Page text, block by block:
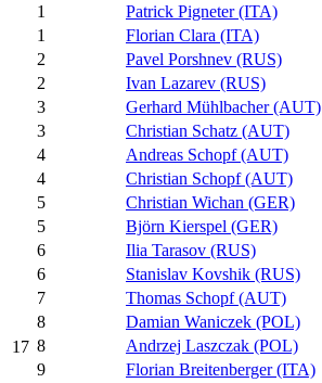
17
1
Patrick Pigneter (ITA)
1
Florian Clara (ITA)
2
Pavel Porshnev (RUS)
2
Ivan Lazarev (RUS)
3
Gerhard Mühlbacher (AUT)
3
Christian Schatz (AUT)
4
Andreas Schopf (AUT)
4
Christian Schopf (AUT)
5
Christian Wichan (GER)
5
Björn Kierspel (GER)
6
Ilia Tarasov (RUS)
6
Stanislav Kovshik (RUS)
7
Thomas Schopf (AUT)
8
Damian Waniczek (POL)
8
Andrzej Laszczak (POL)
9
Florian Breitenberger (ITA)